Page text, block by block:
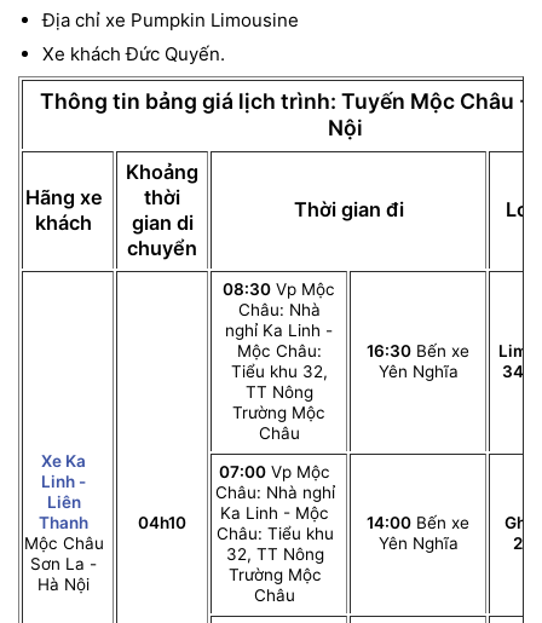
Địa chỉ xe Pumpkin Limousine
Xe khách Đức Quyến.
Thông tin bảng giá lịch trình: Tuyến Mộc Châu -
Nội
Hãng xe
khách
Khoảng
thời
gian di
chuyển
Thời gian đi
Xe Ka
Linh -
Liên
Thanh
Mộc Châu
Sơn La -
Hà Nội
04h10
08:30 Vp Mộc
Châu: Nhà
nghỉ Ka Linh -
Mộc Châu:
Tiểu khu 32,
TT Nông
Trường Mộc
Châu
16:30 Bến xe
Yên Nghĩa
34
07:00 Vp Mộc
Châu: Nhà nghỉ
Ka Linh - Mộc
Châu: Tiểu khu
32, TT Nông
Trường Mộc
Châu
14:00 Bến xe
Yên Nghĩa
Ghế
29